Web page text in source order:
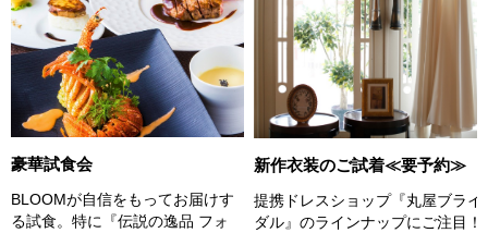
豪華試食会
BLOOMが自信をもってお届けす
る試食。特に『伝説の逸品 フォ
新作衣装のご試着≪要予約≫
提携ドレスショップ『丸屋ブライ
ダル』のラインナップにご注目！